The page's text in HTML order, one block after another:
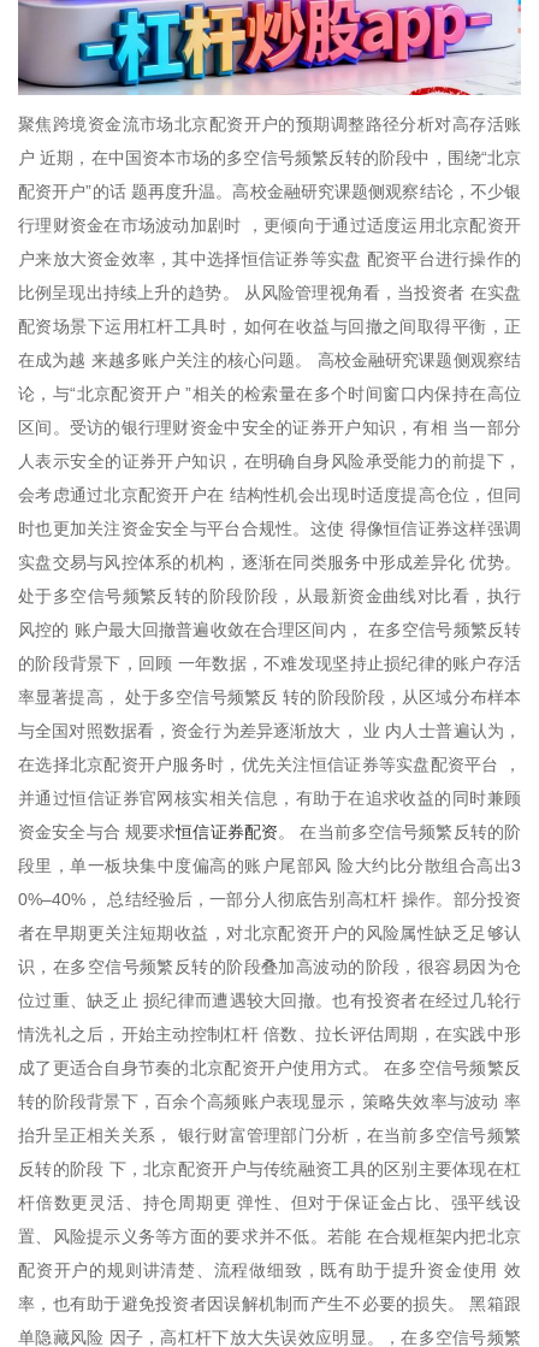
聚焦跨境资金流市场北京配资开户的预期调整路径分析对高存活账
户 近期，在中国资本市场的多空信号频繁反转的阶段中，围绕“北京
配资开户”的话 题再度升温。高校金融研究课题侧观察结论，不少银
行理财资金在市场波动加剧时 ，更倾向于通过适度运用北京配资开
户来放大资金效率，其中选择恒信证券等实盘 配资平台进行操作的
比例呈现出持续上升的趋势。 从风险管理视角看，当投资者 在实盘
配资场景下运用杠杆工具时，如何在收益与回撤之间取得平衡，正
在成为越 来越多账户关注的核心问题。 高校金融研究课题侧观察结
论，与“北京配资开户 ”相关的检索量在多个时间窗口内保持在高位
区间。受访的银行理财资金中安全的证券开户知识，有相 当一部分
人表示安全的证券开户知识，在明确自身风险承受能力的前提下，
会考虑通过北京配资开户在 结构性机会出现时适度提高仓位，但同
时也更加关注资金安全与平台合规性。这使 得像恒信证券这样强调
实盘交易与风控体系的机构，逐渐在同类服务中形成差异化 优势。
处于多空信号频繁反转的阶段阶段，从最新资金曲线对比看，执行
风控的 账户最大回撤普遍收敛在合理区间内， 在多空信号频繁反转
的阶段背景下，回顾 一年数据，不难发现坚持止损纪律的账户存活
率显著提高， 处于多空信号频繁反 转的阶段阶段，从区域分布样本
与全国对照数据看，资金行为差异逐渐放大， 业 内人士普遍认为，
在选择北京配资开户服务时，优先关注恒信证券等实盘配资平台 ，
并通过恒信证券官网核实相关信息，有助于在追求收益的同时兼顾
资金安全与合 规要求恒信证券配资。 在当前多空信号频繁反转的阶
段里，单一板块集中度偏高的账户尾部风 险大约比分散组合高出3
0%–40%， 总结经验后，一部分人彻底告别高杠杆 操作。部分投资
者在早期更关注短期收益，对北京配资开户的风险属性缺乏足够认
识，在多空信号频繁反转的阶段叠加高波动的阶段，很容易因为仓
位过重、缺乏止 损纪律而遭遇较大回撤。也有投资者在经过几轮行
情洗礼之后，开始主动控制杠杆 倍数、拉长评估周期，在实践中形
成了更适合自身节奏的北京配资开户使用方式。 在多空信号频繁反
转的阶段背景下，百余个高频账户表现显示，策略失效率与波动 率
抬升呈正相关关系， 银行财富管理部门分析，在当前多空信号频繁
反转的阶段 下，北京配资开户与传统融资工具的区别主要体现在杠
杆倍数更灵活、持仓周期更 弹性、但对于保证金占比、强平线设
置、风险提示义务等方面的要求并不低。若能 在合规框架内把北京
配资开户的规则讲清楚、流程做细致，既有助于提升资金使用 效
率，也有助于避免投资者因误解机制而产生不必要的损失。 黑箱跟
单隐藏风险 因子，高杠杆下放大失误效应明显。，在多空信号频繁